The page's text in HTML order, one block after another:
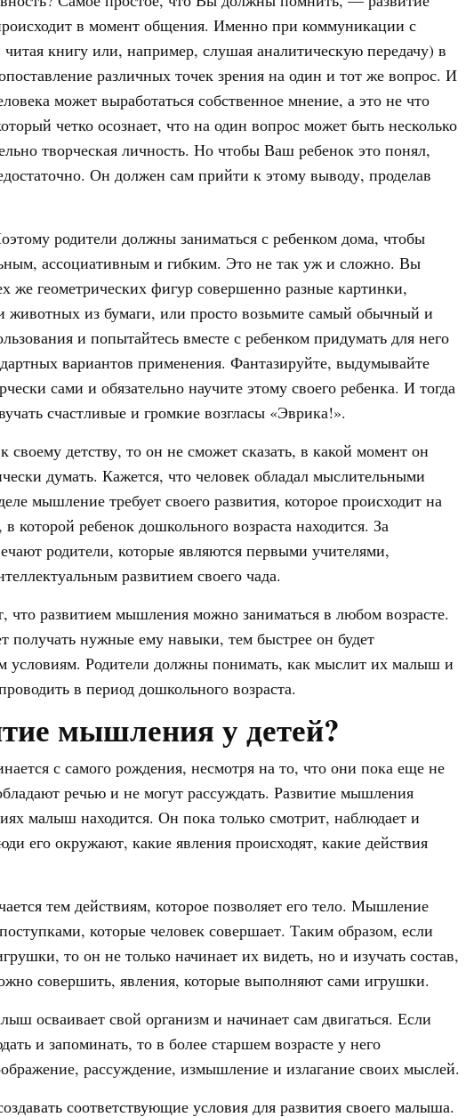
в момент общения. Именно при коммуникации с
книгу или, например, слушая аналитическую передачу) в
различных точек зрения на один и тот же вопрос. И
может выработаться собственное мнение, а это не что
четко осознает, что на один вопрос может быть несколько
творческая личность. Но чтобы Ваш ребенок это понял,
Он должен сам прийти к этому выводу, проделав
родители должны заниматься с ребенком дома, чтобы
ассоциативным и гибким. Это не так уж и сложно. Вы
же геометрических фигур совершенно разные картинки,
животных из бумаги, или просто возьмите самый обычный и
и попытайтесь вместе с ребенком придумать для него
вариантов применения. Фантазируйте, выдумывайте
сами и обязательно научите этому своего ребенка. И тогда
счастливые и громкие возгласы «Эврика!».
своему детству, то он не сможет сказать, в какой момент он
думать. Кажется, что человек обладал мыслительными
мышление требует своего развития, которое происходит на
которой ребенок дошкольного возраста находится. За
родители, которые являются первыми учителями,
развитием своего чада.
что развитием мышления можно заниматься в любом возрасте.
получать нужные ему навыки, тем быстрее он будет
условиям. Родители должны понимать, как мыслит их малыш и
в период дошкольного возраста.
мышления у детей?
с самого рождения, несмотря на то, что они пока еще не
речью и не могут рассуждать. Развитие мышления
малыш находится. Он пока только смотрит, наблюдает и
его окружают, какие явления происходят, какие действия
тем действиям, которое позволяет его тело. Мышление
которые человек совершает. Таким образом, если
то он не только начинает их видеть, но и изучать состав,
совершить, явления, которые выполняют сами игрушки.
осваивает свой организм и начинает сам двигаться. Если
и запоминать, то в более старшем возрасте у него
рассуждение, измышление и излагание своих мыслей.
соответствующие условия для развития своего малыша.